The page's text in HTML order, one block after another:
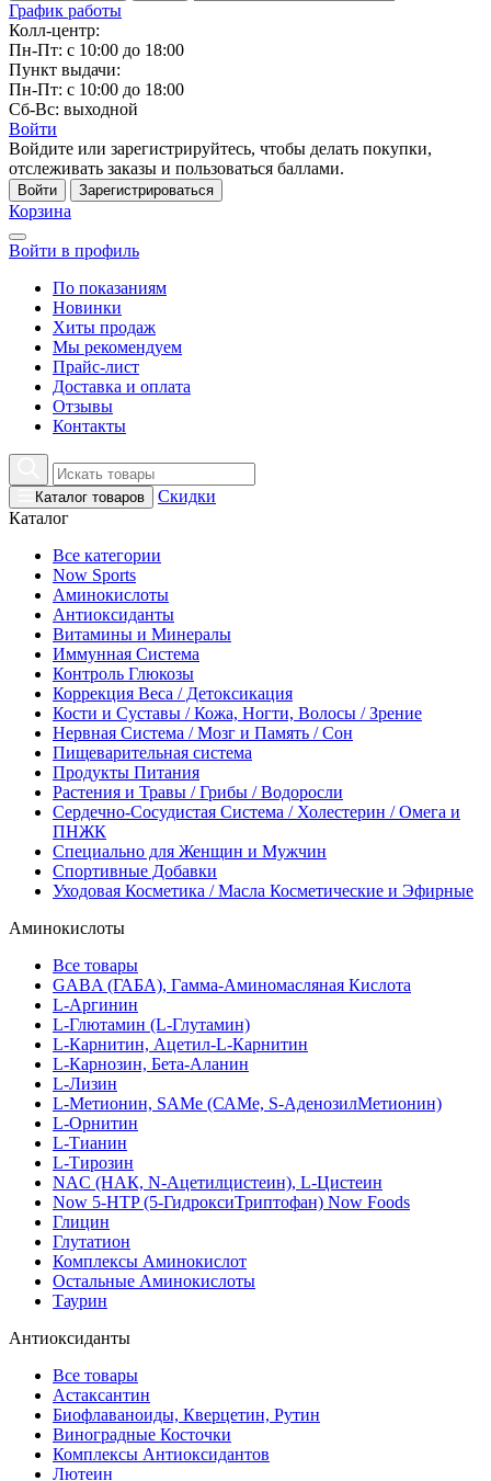
График работы
Колл-центр:
Пн-Пт: с 10:00 до 18:00
Пункт выдачи:
Пн-Пт: с 10:00 до 18:00
Сб-Вс: выходной
Войти
Войдите или зарегистрируйтесь, чтобы делать покупки,
отслеживать заказы и пользоваться баллами.
Войти Зарегистрироваться
Корзина
Войти в профиль
По показаниям
Новинки
Хиты продаж
Мы рекомендуем
Прайс-лист
Доставка и оплата
Отзывы
Контакты
Каталог товаров
Скидки
Каталог
Все категории
Now Sports
Аминокислоты
Антиоксиданты
Витамины и Минералы
Иммунная Система
Контроль Глюкозы
Коррекция Веса / Детоксикация
Кости и Суставы / Кожа, Ногти, Волосы / Зрение
Нервная Система / Мозг и Память / Сон
Пищеварительная система
Продукты Питания
Растения и Травы / Грибы / Водоросли
Сердечно-Сосудистая Система / Холестерин / Омега и
ПНЖК
Специально для Женщин и Мужчин
Спортивные Добавки
Уходовая Косметика / Масла Косметические и Эфирные
Аминокислоты
Все товары
GABA (ГАБА), Гамма-Аминомасляная Кислота
L-Аргинин
L-Глютамин (L-Глутамин)
L-Карнитин, Ацетил-L-Карнитин
L-Карнозин, Бета-Аланин
L-Лизин
L-Метионин, SAMe (САМе, S-АденозилМетионин)
L-Орнитин
L-Тианин
L-Тирозин
NAC (НАК, N-Ацетилцистеин), L-Цистеин
Now 5-HTP (5-ГидроксиТриптофан) Now Foods
Глицин
Глутатион
Комплексы Аминокислот
Остальные Аминокислоты
Таурин
Антиоксиданты
Все товары
Астаксантин
Биофлаваноиды, Кверцетин, Рутин
Виноградные Косточки
Комплексы Антиоксидантов
Лютеин